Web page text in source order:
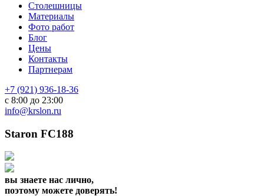
Столешницы
Материалы
Фото работ
Блог
Цены
Контакты
Партнерам
+7 (921) 936-18-36
с 8:00 до 23:00
info@krslon.ru
Staron FC188
вы знаете нас лично,
поэтому можете доверять!